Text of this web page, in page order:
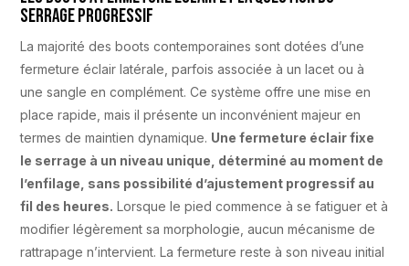
serrage progressif
La majorité des boots contemporaines sont dotées d’une
fermeture éclair latérale, parfois associée à un lacet ou à
une sangle en complément. Ce système offre une mise en
place rapide, mais il présente un inconvénient majeur en
termes de maintien dynamique. Une fermeture éclair fixe
le serrage à un niveau unique, déterminé au moment de
l’enfilage, sans possibilité d’ajustement progressif au
fil des heures. Lorsque le pied commence à se fatiguer et à
modifier légèrement sa morphologie, aucun mécanisme de
rattrapage n’intervient. La fermeture reste à son niveau initial